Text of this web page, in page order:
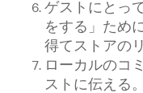
ゲストにとっ
をする」ため
得てストアの
ローカルのコ
ストに伝える